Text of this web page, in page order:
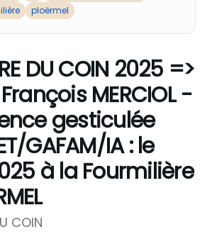
ploërmel
DU COIN 2025 =>
MERCIOL -
gesticulée
GAFAM/IA : le
à la Fourmilière
COIN